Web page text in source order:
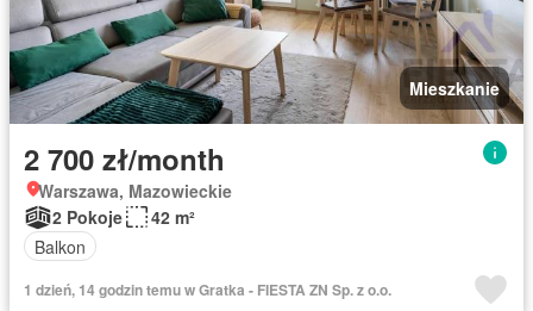
Mieszkanie
2 700 zł/month
Warszawa, Mazowieckie
2 Pokoje
42 m²
Balkon
1 dzień, 14 godzin temu w Gratka - FIESTA ZN Sp. z o.o.